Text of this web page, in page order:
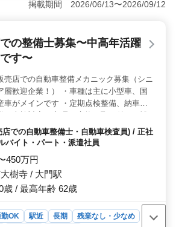
う。経験を活かし、技術の向上にも貢
く環境も充実しています。 ＜給与
万円〜480万円で、時給も1,100円〜
っかり評価し、モチベーションも
や交通費支給など、福利厚生も整った
掲載期間 2026/06/13〜2026/09/12
の整備士募集〜中高年活躍
す〜
売店での自動車整備メカニック募集（シニ
層歓迎企業！） ・車種は主に小型車、国
車がメインです ・定期点検整備、納車整
・トラブルシューティング時の整備業務
般 現在50歳以上も活躍している企業で
整備することが出来ます 今までの経験を
かして働ける方のご応募お待ちしておりま
。
での自動車整備士・自動車検査員) / 正社
バイト・パート・派遣社員
450万円
樹寺 / 大門駅
歳 / 最高年齢 62歳
OK 駅近 長期
残業なし・少なめ